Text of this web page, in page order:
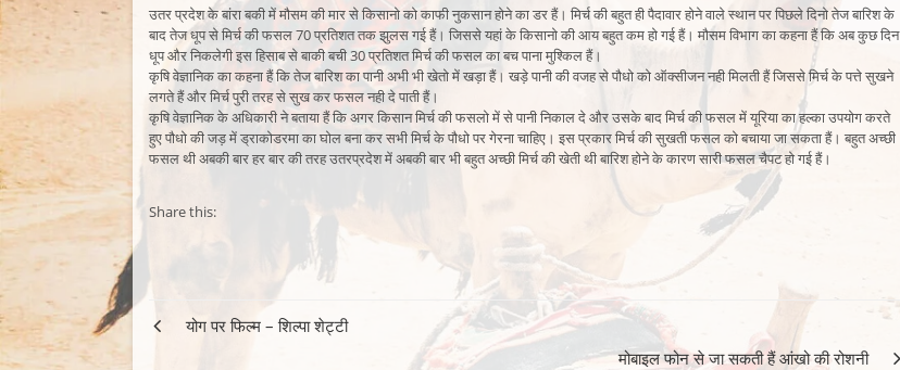
उतर प्रदेश के बांरा बकी में मौसम की मार से किसानो को काफी नुकसान होने का डर हैं। मिर्च की बहुत ही पैदावार होने वाले स्थान पर पिछले दिनो तेज बारिश के
बाद तेज धूप से मिर्च की फसल 70 प्रतिशत तक झुलस गई हैं। जिससे यहां के किसानो की आय बहुत कम हो गई हैं। मौसम विभाग का कहना हैं कि अब कुछ दिन
धूप और निकलेगी इस हिसाब से बाकी बची 30 प्रतिशत मिर्च की फसल का बच पाना मुश्किल हैं।
कृषि वेज्ञानिक का कहना हैं कि तेज बारिश का पानी अभी भी खेतो में खड़ा हैं। खड़े पानी की वजह से पौधो को ऑक्सीजन नही मिलती हैं जिससे मिर्च के पत्ते सुखने
लगते हैं और मिर्च पुरी तरह से सुख कर फसल नही दे पाती हैं।
कृषि वेज्ञानिक के अधिकारी ने बताया हैं कि अगर किसान मिर्च की फसलो में से पानी निकाल दे और उसके बाद मिर्च की फसल में यूरिया का हल्का उपयोग करते
हुए पौधो की जड़ में ड्राकोडरमा का घोल बना कर सभी मिर्च के पौधो पर गेरना चाहिए। इस प्रकार मिर्च की सुखती फसल को बचाया जा सकता हैं। बहुत अच्छी
फसल थी अबकी बार हर बार की तरह उतरप्रदेश में अबकी बार भी बहुत अच्छी मिर्च की खेती थी बारिश होने के कारण सारी फसल चैपट हो गई हैं।
Share this:
Post
योग पर फिल्म – शिल्पा शेट्टी
मोबाइल फोन से जा सकती हैं आंखो की रोशनी